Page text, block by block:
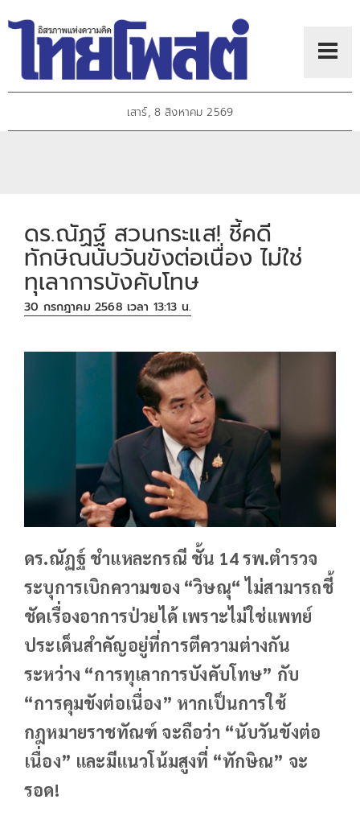
เสาร์, 8 สิงหาคม 2569
ดร.ณัฏฐ์ สวนกระแส! ชี้คดี
ทักษิณนับวันขังต่อเนื่อง ไม่ใช่
ทุเลาการบังคับโทษ
30 กรกฎาคม 2568 เวลา 13:13 น.
ดร.ณัฏฐ์ ชำแหละกรณี ชั้น 14 รพ.ตำรวจ
ระบุการเบิกความของ “วิษณุ“ ไม่สามารถชี้
ชัดเรื่องอาการป่วยได้ เพราะไม่ใช่แพทย์
ประเด็นสำคัญอยู่ที่การตีความต่างกัน
ระหว่าง “การทุเลาการบังคับโทษ” กับ
“การคุมขังต่อเนื่อง” หากเป็นการใช้
กฎหมายราชทัณฑ์ จะถือว่า “นับวันขังต่อ
เนื่อง” และมีแนวโน้มสูงที่ “ทักษิณ” จะ
รอด!